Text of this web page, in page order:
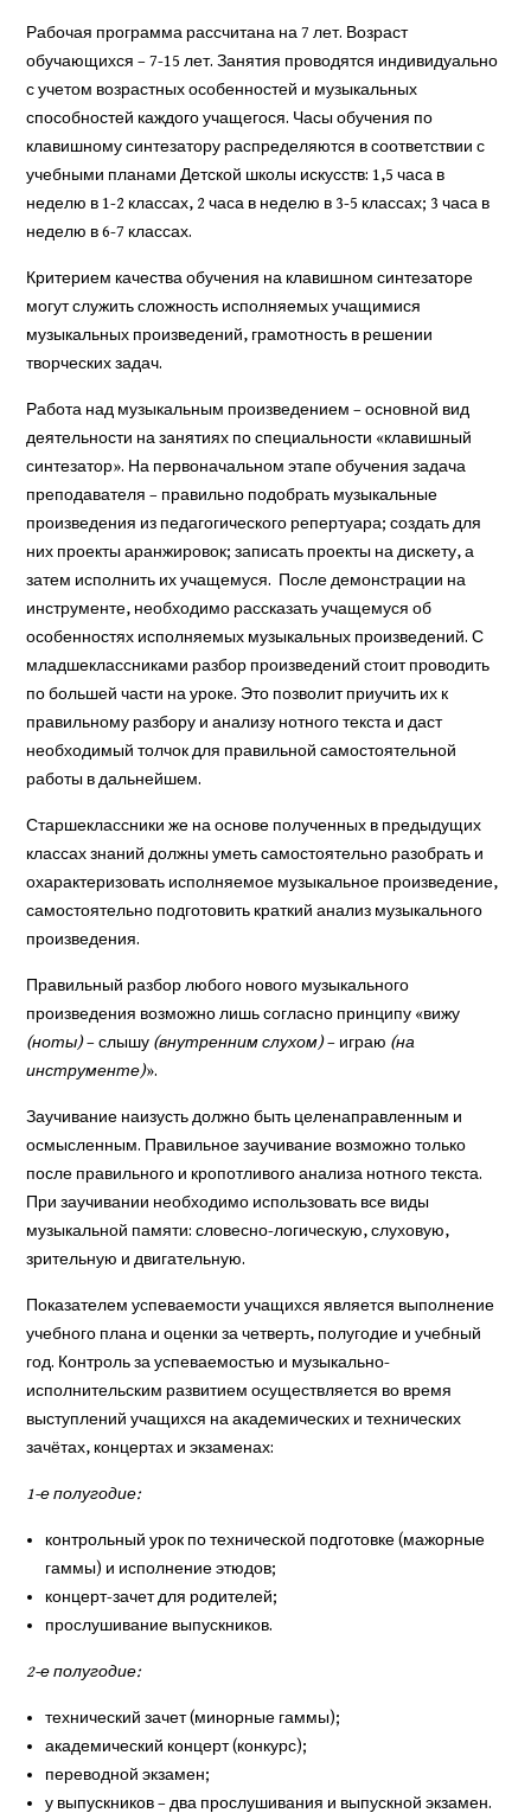
Рабочая программа рассчитана на 7 лет. Возраст
обучающихся – 7-15 лет. Занятия проводятся индивидуально
с учетом возрастных особенностей и музыкальных
способностей каждого учащегося. Часы обучения по
клавишному синтезатору распределяются в соответствии с
учебными планами Детской школы искусств: 1,5 часа в
неделю в 1-2 классах, 2 часа в неделю в 3-5 классах; 3 часа в
неделю в 6-7 классах.
Критерием качества обучения на клавишном синтезаторе
могут служить сложность исполняемых учащимися
музыкальных произведений, грамотность в решении
творческих задач.
Работа над музыкальным произведением – основной вид
деятельности на занятиях по специальности «клавишный
синтезатор». На первоначальном этапе обучения задача
преподавателя – правильно подобрать музыкальные
произведения из педагогического репертуара; создать для
них проекты аранжировок; записать проекты на дискету, а
затем исполнить их учащемуся. После демонстрации на
инструменте, необходимо рассказать учащемуся об
особенностях исполняемых музыкальных произведений. С
младшеклассниками разбор произведений стоит проводить
по большей части на уроке. Это позволит приучить их к
правильному разбору и анализу нотного текста и даст
необходимый толчок для правильной самостоятельной
работы в дальнейшем.
Старшеклассники же на основе полученных в предыдущих
классах знаний должны уметь самостоятельно разобрать и
охарактеризовать исполняемое музыкальное произведение,
самостоятельно подготовить краткий анализ музыкального
произведения.
Правильный разбор любого нового музыкального
произведения возможно лишь согласно принципу «вижу
(ноты)– слышу (внутренним слухом)– играю (на
инструменте)».
Заучивание наизусть должно быть целенаправленным и
осмысленным. Правильное заучивание возможно только
после правильного и кропотливого анализа нотного текста.
При заучивании необходимо использовать все виды
музыкальной памяти: словесно-логическую, слуховую,
зрительную и двигательную.
Показателем успеваемости учащихся является выполнение
учебного плана и оценки за четверть, полугодие и учебный
год. Контроль за успеваемостью и музыкально-
исполнительским развитием осуществляется во время
выступлений учащихся на академических и технических
зачётах, концертах и экзаменах:
1-е полугодие:
контрольный урок по технической подготовке (мажорные
гаммы) и исполнение этюдов;
концерт-зачет для родителей;
прослушивание выпускников.
2-е полугодие:
технический зачет (минорные гаммы);
академический концерт (конкурс);
переводной экзамен;
у выпускников – два прослушивания и выпускной экзамен.